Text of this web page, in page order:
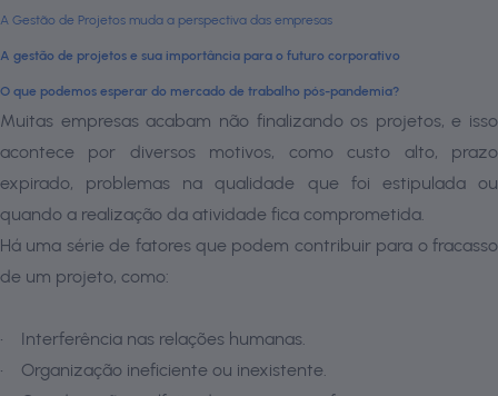
A Gestão de Projetos muda a perspectiva das empresas
A gestão de projetos e sua importância para o futuro corporativo
O que podemos esperar do mercado de trabalho pós-pandemia?
Muitas empresas acabam não finalizando os projetos, e isso
acontece por diversos motivos, como custo alto, prazo
expirado, problemas na qualidade que foi estipulada ou
quando a realização da atividade fica comprometida.
Há uma série de fatores que podem contribuir para o fracasso
de um projeto, como:
• Interferência nas relações humanas.
• Organização ineficiente ou inexistente.